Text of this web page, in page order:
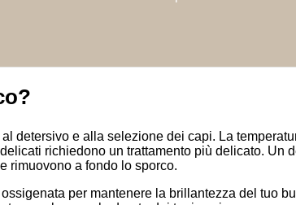
detersivo e alla selezione dei capi. La
richiedono un trattamento più delicato. Un
rimuovono a fondo lo sporco.
per mantenere la brillantezza del tuo